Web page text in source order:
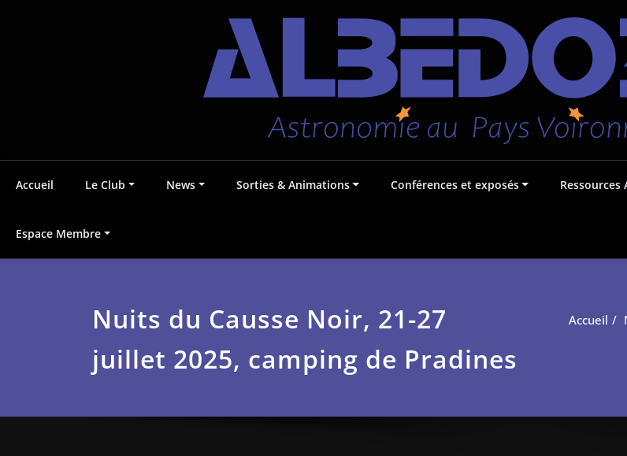
Albédo38
Accueil Le Club News Sorties & Animations Conférences et exposés Ressources
Espace Membre
Nuits du Causse Noir, 21-27
juillet 2025, camping de Pradines
Accueil